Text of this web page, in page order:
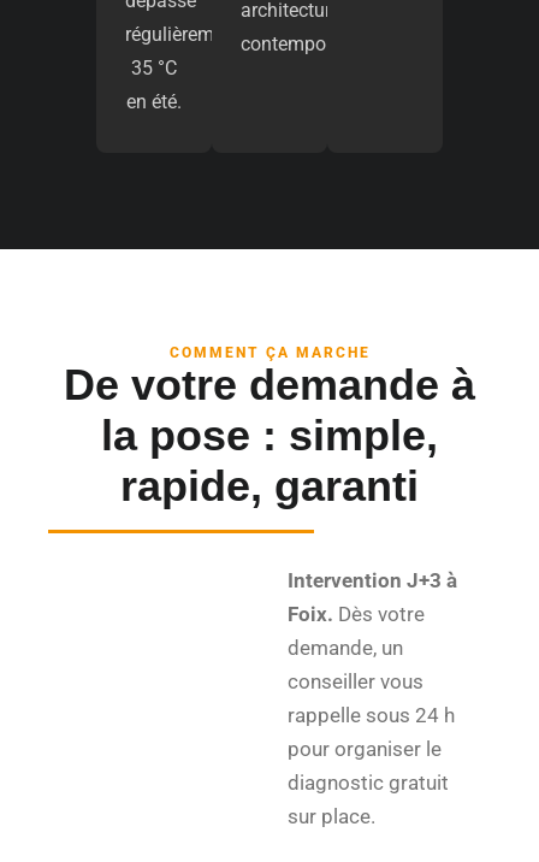
régulièrement
35 °C
en été.
architecturale
contemporaine.
COMMENT ÇA MARCHE
De votre demande à
la pose : simple,
rapide, garanti
Intervention J+3 à
Foix. Dès votre
demande, un
conseiller vous
rappelle sous 24 h
pour organiser le
diagnostic gratuit
sur place.